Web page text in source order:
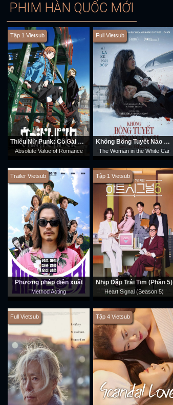
PHIM HÀN QUỐC MỚI
Tập 1 Vietsub
Thiếu Nữ Punk: Cô Gái Cơ Khí
Absolute Value of Romance
Full Vietsub
Không Bông Tuyết Nào Trong Sạch
The Woman in the White Car
Trailer Vietsub
Phương pháp diễn xuất
Method Acting
Tập 1 Vietsub
Nhịp Đập Trái Tim (Phần 5)
Heart Signal (Season 5)
Full Vietsub Tập 4 Vietsub